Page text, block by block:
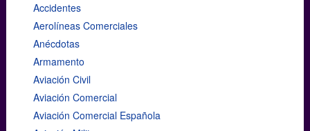
Accidentes
Aerolíneas Comerciales
Anécdotas
Armamento
Aviación Civil
Aviación Comercial
Aviación Comercial Española